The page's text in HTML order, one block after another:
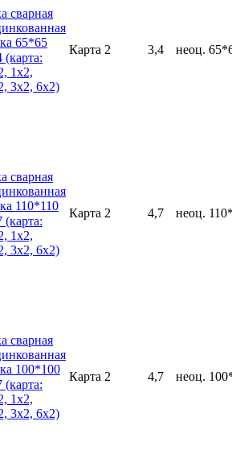
сварная
65*65
1х2,
3х2, 6х2)
Карта 2 3,4 неоц.
сварная
110*110
1х2,
3х2, 6х2)
Карта 2 4,7 неоц.
сварная
100*100
1х2,
3х2, 6х2)
Карта 2 4,7 неоц.